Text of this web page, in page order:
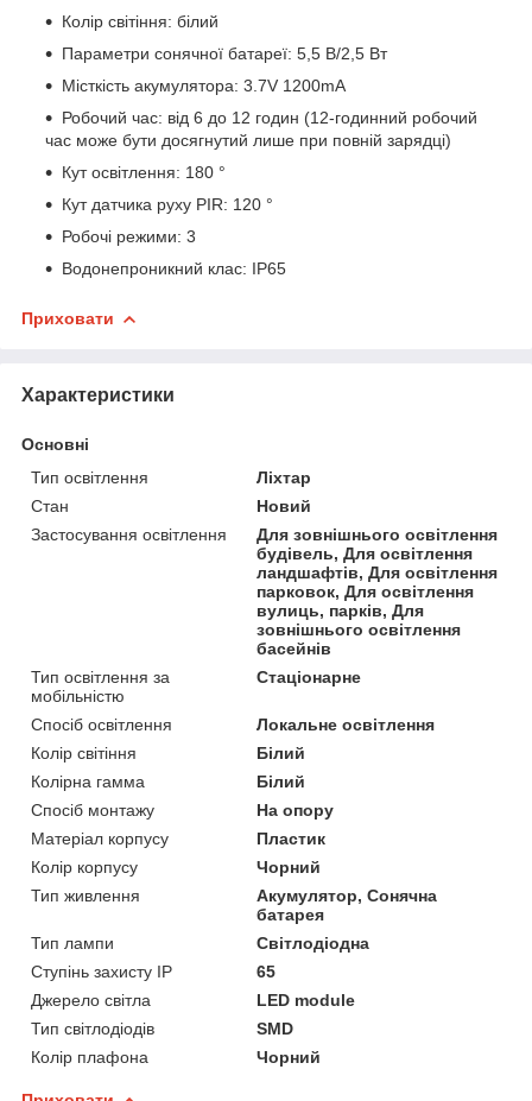
Колір світіння: білий
Параметри сонячної батареї: 5,5 В/2,5 Вт
Місткість акумулятора: 3.7V 1200mA
Робочий час: від 6 до 12 годин (12-годинний робочий
час може бути досягнутий лише при повній зарядці)
Кут освітлення: 180 °
Кут датчика руху PIR: 120 °
Робочі режими: 3
Водонепроникний клас: IP65
Приховати
Характеристики
Основні
Тип освітлення
Ліхтар
Стан
Новий
Застосування освітлення
Для зовнішнього освітлення
будівель, Для освітлення
ландшафтів, Для освітлення
парковок, Для освітлення
вулиць, парків, Для
зовнішнього освітлення
басейнів
Тип освітлення за
мобільністю
Стаціонарне
Спосіб освітлення
Локальне освітлення
Колір світіння
Білий
Колірна гамма
Білий
Спосіб монтажу
На опору
Матеріал корпусу
Пластик
Колір корпусу
Чорний
Тип живлення
Акумулятор, Сонячна
батарея
Тип лампи
Світлодіодна
Ступінь захисту IP
65
Джерело світла
LED module
Тип світлодіодів
SMD
Колір плафона
Чорний